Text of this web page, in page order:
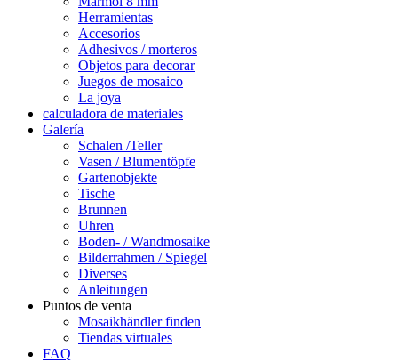
Herramientas
Accesorios
Adhesivos / morteros
Objetos para decorar
Juegos de mosaico
La joya
calculadora de materiales
Galería
Schalen /Teller
Vasen / Blumentöpfe
Gartenobjekte
Tische
Brunnen
Uhren
Boden- / Wandmosaike
Bilderrahmen / Spiegel
Diverses
Anleitungen
Puntos de venta
Mosaikhändler finden
Tiendas virtuales
FAQ